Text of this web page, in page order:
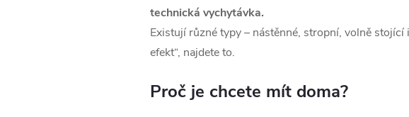
technická vychytávka.
Existují různé typy – nástěnné, stropní, volně
efekt“, najdete to.
Proč je chcete mít doma?